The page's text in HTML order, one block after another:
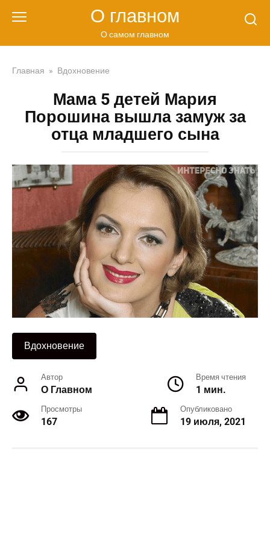
О главном
О самом главном
Главная » Вдохновение
Мама 5 детей Мария
Порошина вышла замуж за
отца младшего сына
Вдохновение
Автор
О Главном
Время чтения
1 мин.
Просмотры
167
Опубликовано
19 июля, 2021